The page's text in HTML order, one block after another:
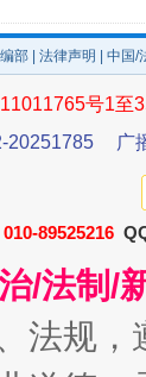
法
部 法律声明 | 中国
号1至
20251785
广
010-89525216
/法制/
法规